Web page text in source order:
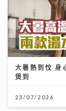
大暑熱到忟 身
煲到
23/07/2026